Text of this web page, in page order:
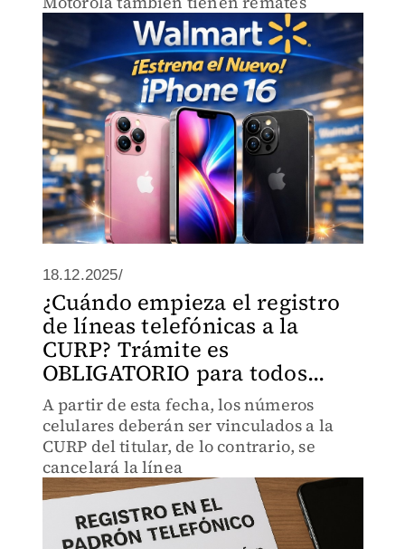
18.12.2025/
¿Cuándo empieza el registro
de líneas telefónicas a la
CURP? Trámite es
OBLIGATORIO para todos...
A partir de esta fecha, los números
celulares deberán ser vinculados a la
CURP del titular, de lo contrario, se
cancelará la línea